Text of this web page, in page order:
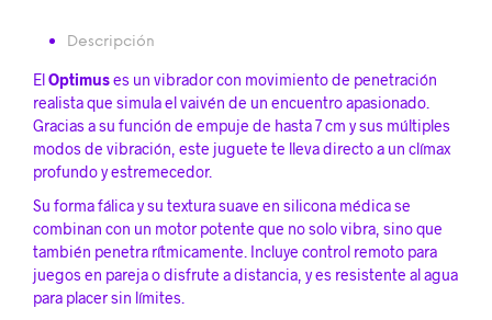
Descripción
ElOptimuses un vibrador con movimiento de penetración
realista que simula el vaivén de un encuentro apasionado.
Gracias a su función de empuje de hasta 7 cm y sus múltiples
modos de vibración, este juguete te lleva directo a un clímax
profundo y estremecedor.
Su forma fálica y su textura suave en silicona médica se
combinan con un motor potente que no solo vibra, sino que
también penetra rítmicamente. Incluye control remoto para
juegos en pareja o disfrute a distancia, y es resistente al agua
para placer sin límites.